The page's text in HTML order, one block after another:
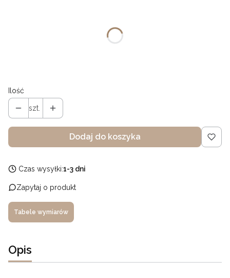
Ilość
szt.
Dodaj do koszyka
Czas wysyłki:1-3 dni
Zapytaj o produkt
Tabele wymiarów
Opis